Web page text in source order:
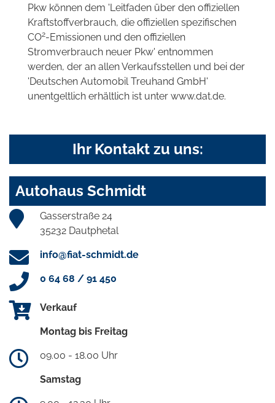
Pkw können dem 'Leitfaden über den offiziellen
Kraftstoffverbrauch, die offiziellen spezifischen
CO2-Emissionen und den offiziellen
Stromverbrauch neuer Pkw' entnommen
werden, der an allen Verkaufsstellen und bei der
'Deutschen Automobil Treuhand GmbH'
unentgeltlich erhältlich ist unter www.dat.de.
Ihr Kontakt zu uns:
Autohaus Schmidt
Gasserstraße 24
35232 Dautphetal
info@fiat-schmidt.de
0 64 68 / 91 450
Verkauf
Montag bis Freitag
09.00 - 18.00 Uhr
Samstag